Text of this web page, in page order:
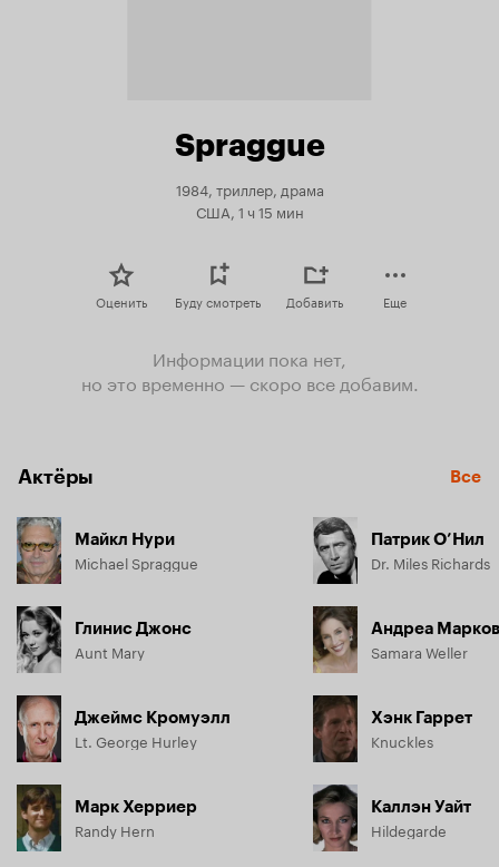
Spraggue
1984, триллер, драма
США, 1 ч 15 мин
Оценить Буду смотреть Добавить Еще
Информации пока нет,
но это временно — скоро все добавим.
Актёры Все
Майкл Нури
Michael Spraggue
Глинис Джонс
Aunt Mary
Джеймс Кромуэлл
Lt. George Hurley
Марк Херриер
Randy Hern
Патрик О’Нил
Dr. Miles Richards
Андреа
Samara Weller
Хэнк Гаррет
Knuckles
Каллэн Уайт
Hildegarde